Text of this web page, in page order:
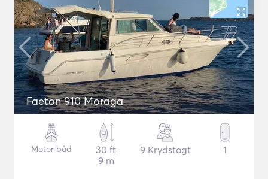
Faeton 910 Moraga
Motor båd
30 ft
9 m
9 Krydstogt 1